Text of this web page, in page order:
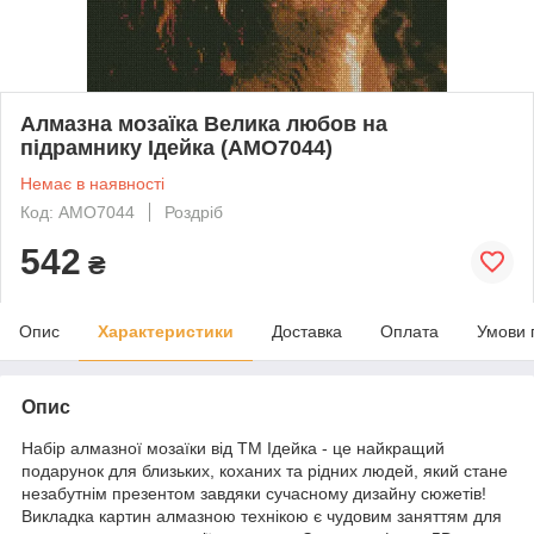
Алмазна мозаїка Велика любов на
підрамнику Ідейка (AMO7044)
Немає в наявності
Код: AMO7044
Роздріб
542 ₴
Опис Характеристики Доставка Оплата Умови
Опис
Набір алмазної мозаїки від ТМ Ідейка - це найкращий
подарунок для близьких, коханих та рідних людей, який стане
незабутнім презентом завдяки сучасному дизайну сюжетів!
Викладка картин алмазною технікою є чудовим заняттям для